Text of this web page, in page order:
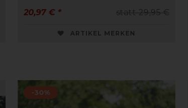
statt 29,95 €
20,97 € *
ARTIKEL MERKEN
-30%